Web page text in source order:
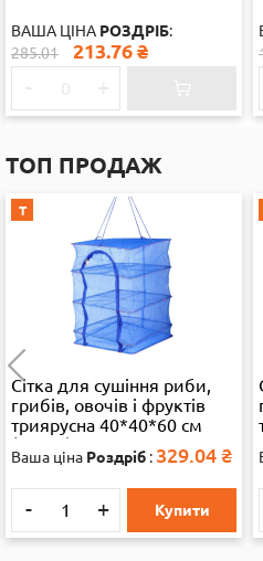
ВАША ЦІНА РОЗДРІБ:
285.01
213.76 ₴
ТОП ПРОДАЖ
Т
Сітка для сушіння риби,
грибів, овочів і фруктів
триярусна 40*40*60 см
(13286)
Ваша ціна Роздріб : 329.04 ₴
- + Купити